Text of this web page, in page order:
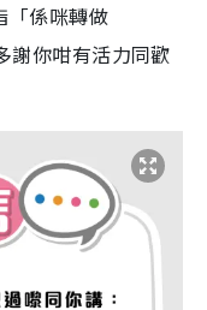
「係咪轉做
謝你咁有活力同歡